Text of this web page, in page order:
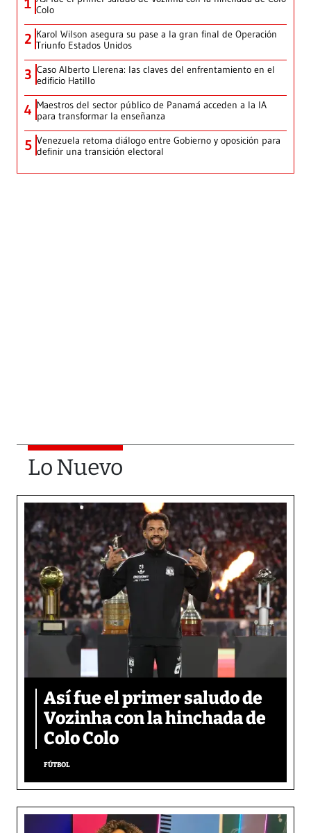
Colo
2 Karol Wilson asegura su pase a la gran final de Operación
Triunfo Estados Unidos
3 Caso Alberto Llerena: las claves del enfrentamiento en el
edificio Hatillo
4 Maestros del sector público de Panamá acceden a la IA
para transformar la enseñanza
5 Venezuela retoma diálogo entre Gobierno y oposición para
definir una transición electoral
Lo Nuevo
Así fue el primer saludo de
Vozinha con la hinchada de
Colo Colo
FÚTBOL